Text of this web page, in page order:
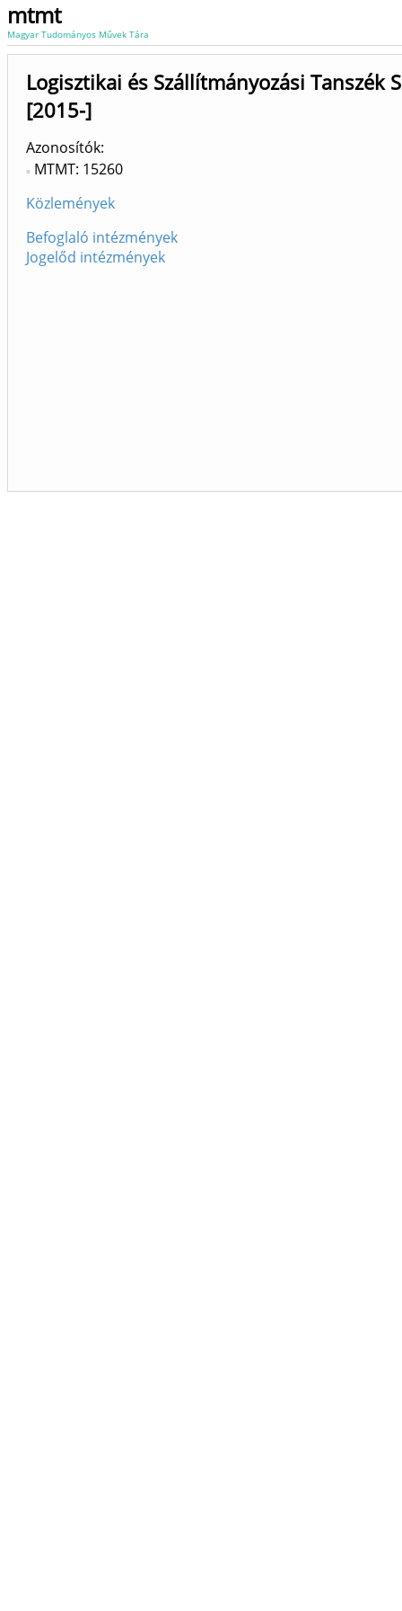
mtmt
Magyar Tudományos Művek Tára
Logisztikai és Szállítmányozási Tanszék
[2015-]
Azonosítók
MTMT: 15260
Közlemények
Befoglaló intézmények
Jogelőd intézmények